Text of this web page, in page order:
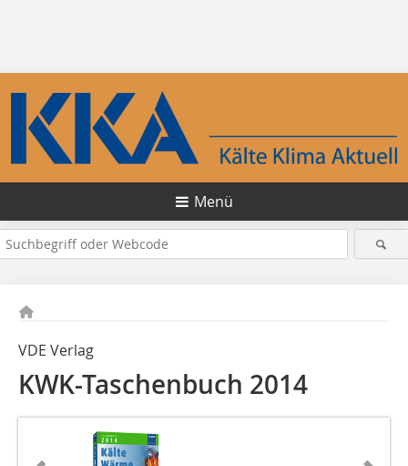
Menü
VDE Verlag
KWK-Taschenbuch 2014